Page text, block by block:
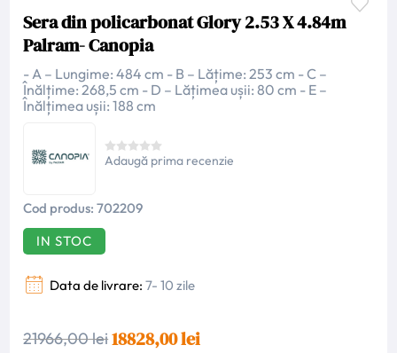
Sera din policarbonat Glory 2.53 X 4.84m
Palram- Canopia
- A – Lungime: 484 cm - B – Lățime: 253 cm - C –
Înălțime: 268,5 cm - D – Lățimea ușii: 80 cm - E –
Înălțimea ușii: 188 cm
Adaugă prima recenzie
Cod produs: 702209
IN STOC
Data de livrare: 7- 10 zile
21966,00 lei18828,00 lei